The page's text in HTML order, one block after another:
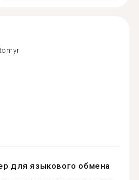
для языкового обмена